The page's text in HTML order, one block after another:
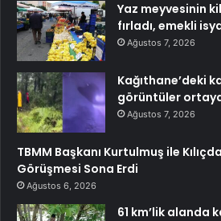
Yaz meyvesinin
fırladı, emekli
Ağustos 7, 2026
Kağıthane’deki
görüntüler ortaya
Ağustos 7, 2026
TBMM Başkanı Kurtulmuş ile
Görüşmesi Sona Erdi
Ağustos 6, 2026
61 km’lik alanda